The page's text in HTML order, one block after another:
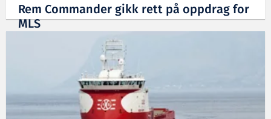
Rem Commander gikk rett på oppdrag for
MLS